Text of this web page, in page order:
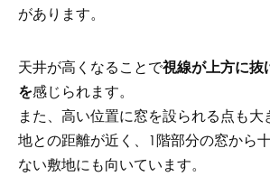
があります。
天井が高くなることで視線が上方に抜
を感じられます。
また、高い位置に窓を設られる点も大
地との距離が近く、1階部分の窓から
ない敷地にも向いています。